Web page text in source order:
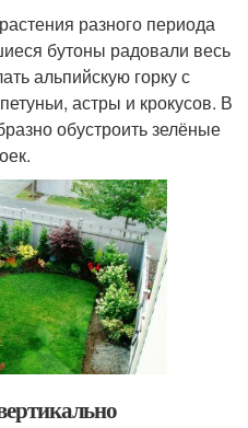
разного периода
бутоны радовали весь
альпийскую горку с
астры и крокусов. В
обустроить зелёные